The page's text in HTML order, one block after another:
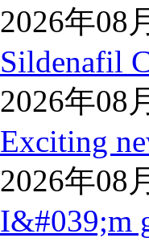
2026年08
Sildenafil
2026年08
Exciting
2026年08
I&#039;m